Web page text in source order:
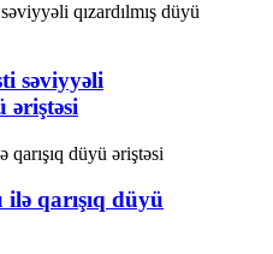
səviyyəli
əriştəsi
qarışıq düyü